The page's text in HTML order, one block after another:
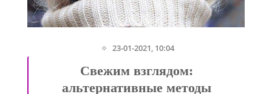
6-04-2021, 00:01
Как быстро похудеть в
домашних условиях: без спорта,